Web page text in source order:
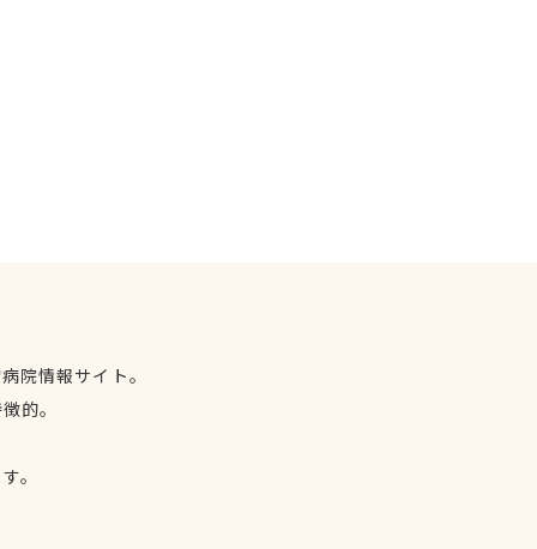
院情報サイト。
的。
。